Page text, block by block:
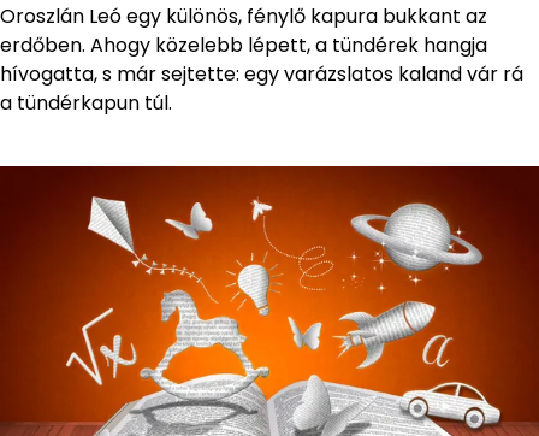
Oroszlán Leó egy különös, fénylő kapura bukkant az
erdőben. Ahogy közelebb lépett, a tündérek hangja
hívogatta, s már sejtette: egy varázslatos kaland vár rá
a tündérkapun túl.